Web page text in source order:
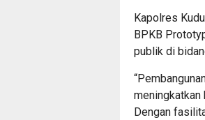
Kapolres
BPKB
publik di
meningkatkan
Dengan